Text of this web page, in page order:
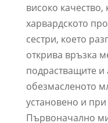
високо
харвардското
сестри, което
открива връзка
подрастващите и
обезмасленото
установено и
Първоначално